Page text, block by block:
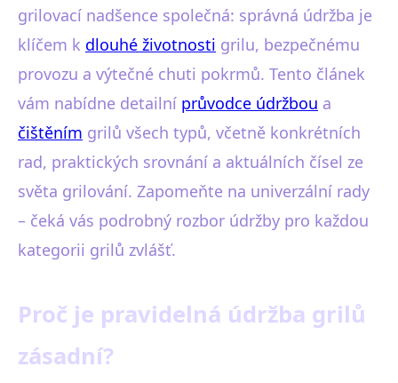
grilovací nadšence společná: správná údržba je
klíčem k dlouhé životnosti grilu, bezpečnému
provozu a výtečné chuti pokrmů. Tento článek
vám nabídne detailní průvodce údržbou a
čištěním grilů všech typů, včetně konkrétních
rad, praktických srovnání a aktuálních čísel ze
světa grilování. Zapomeňte na univerzální rady
– čeká vás podrobný rozbor údržby pro každou
kategorii grilů zvlášť.
Proč je pravidelná údržba grilů
zásadní?